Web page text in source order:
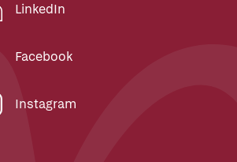
LinkedIn
Facebook
Instagram